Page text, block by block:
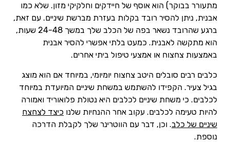
מתעורר בבוקר) הוא אוסף של חיידקים וחלקיקי מזון. שלא כמו
אבנית, ניתן להסיר רובד בקלות בעזרת מברשת שיניים. עם זאת,
ברגע שהרובד נשאר בפה של הכלב שלך במשך 24-48 שעות,
הוא מתקשה לאבנית. כמעט בלתי אפשרי להסיר אבנית
באמצעות צחצוח או אמצעי טיפול ביתי אחרים.
כלבים רבים סובלים היטב צחצוח יומיומי, במיוחד אם הוא מוצג
בגיל צעיר. הקפידו להשתמש במשחת שיניים המיועדת במיוחד
לכלבים. כי משחת שיניים לכלבים היא נטולת פלואוריד ואמורה
להיות טעימה לכלבים. עקוב אחר ההנחיות שלנו כיצד לצחצח
שיניים של כלב. וכן, דבר עם הווטרינר שלך לקבלת הדרכה
נוספת.